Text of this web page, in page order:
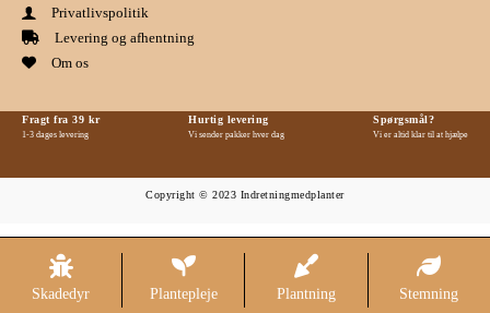
Privatlivspolitik
Levering og afhentning
Om os
Fragt fra 39 kr
1-3 dages levering
Hurtig levering
Vi sender pakker hver dag
Spørgsmål?
Vi er altid klar til at hjælpe
Copyright © 2023 Indretningmedplanter
Skadedyr Plantepleje Plantning Stemning